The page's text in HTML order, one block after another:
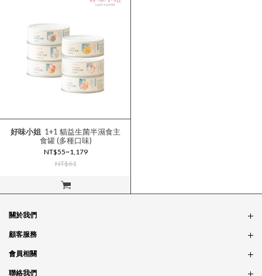
立即購買
好味小姐
食罐 (多種口味)
NT$55~1,179
NT$61
關於我們
品牌故事
銷售據點
隱私政策
顧客服務
訂單問題
付款問題
會員相關
會員制度
聯絡我們